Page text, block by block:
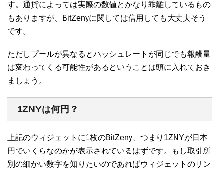
す。通貨によっては実際の数値とかなり乖離しているもの
もありますが、BitZenyに関しては信用しても大丈夫そう
です。
ただしプールが異なるとハッシュレートが同じでも報酬量
は変わってくる可能性があるということは頭に入れておき
ましょう。
1ZNYは何円？
上記のウィジェットに1枚のBitZeny、つまり1ZNYが日本
円でいくらなのかが表示されているはずです。もし取引所
別の細かい数字を知りたいのであればウィジェットのリン